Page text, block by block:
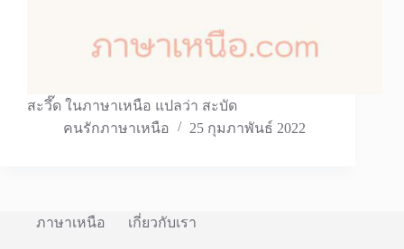
สะวึ๊ด ในภาษาเหนือ แปลว่า สะบัด
คนรักภาษาเหนือ
25 กุมภาพันธ์ 2022
ภาษาเหนือ เกี่ยวกับเรา